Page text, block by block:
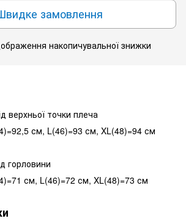
замовлення
накопичувальної знижки
верхньої точки плеча
см, L(46)=93 см, XL(48)=94 см
горловини
см, L(46)=72 см, XL(48)=73 см